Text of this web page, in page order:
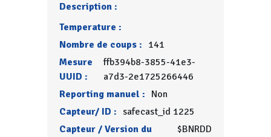
Description :
Temperature :
Nombre de coups : 141
Mesure
UUID :
ffb394b8-3855-41e3-
a7d3-2e1725266446
Reporting manuel : Non
Capteur/ ID : safecast_id 1225
Capteur / Version du
$BNRDD